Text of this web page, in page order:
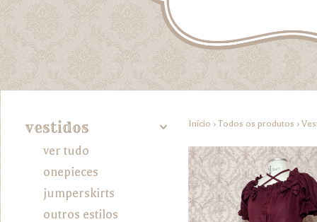
vestidos 4
ver tudo
onepieces
jumperskirts
outros estilos
Início › Todos os produtos ›